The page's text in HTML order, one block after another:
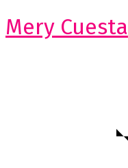
Mery Cuesta